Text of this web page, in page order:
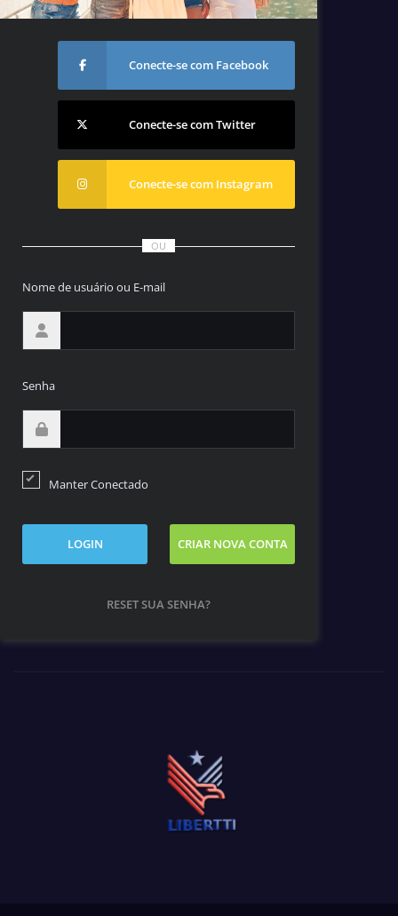
Conecte-se com Facebook
Conecte-se com Twitter
Conecte-se com Instagram
OU
Nome de usuário ou E-mail
Senha
Manter Conectado
LOGIN CRIAR NOVA CONTA
RESET SUA SENHA?